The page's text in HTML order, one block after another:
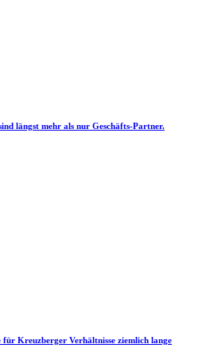
längst mehr als nur Geschäfts-Partner.
Kreuzberger Verhältnisse ziemlich lange